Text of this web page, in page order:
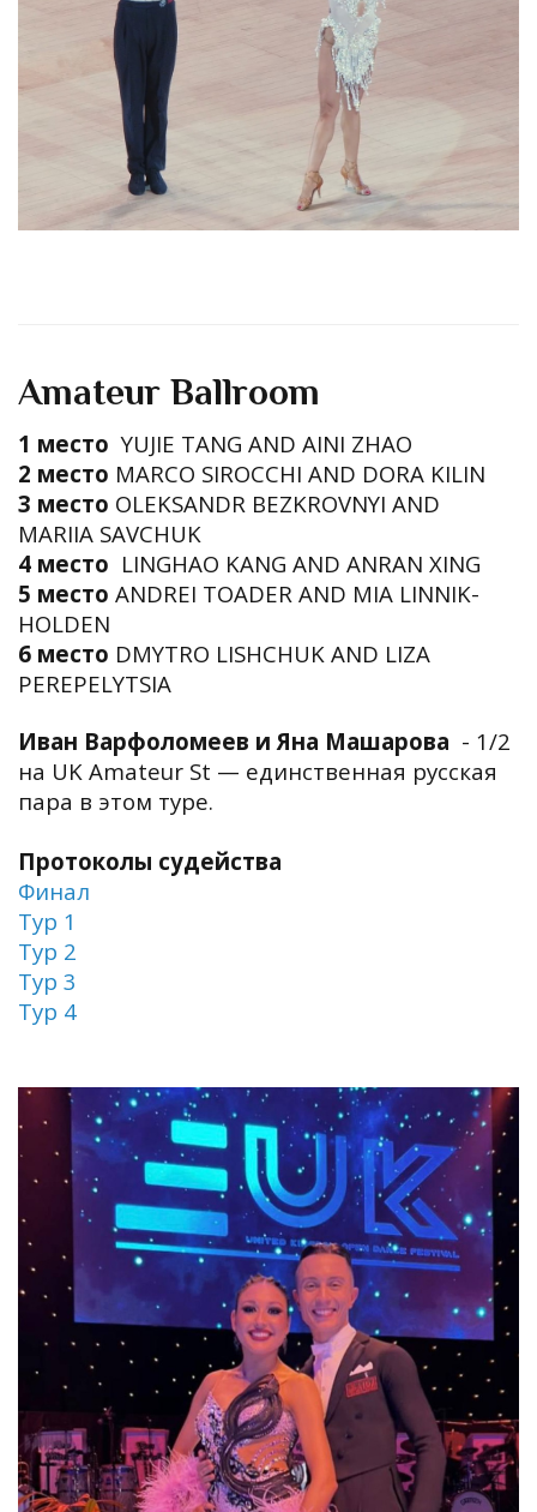
Amateur Ballroom
1 место YUJIE TANG AND AINI ZHAO
2 место MARCO SIROCCHI AND DORA KILIN
3 место OLEKSANDR BEZKROVNYI AND
MARIIA SAVCHUK
4 место LINGHAO KANG AND ANRAN XING
5 место ANDREI TOADER AND MIA LINNIK-
HOLDEN
6 место DMYTRO LISHCHUK AND LIZA
PEREPELYTSIA
Иван Варфоломеев и Яна Машарова - 1/2
на UK Amateur St — единственная русская
пара в этом туре.
Протоколы судейства
Финал
Тур 1
Тур 2
Тур 3
Тур 4